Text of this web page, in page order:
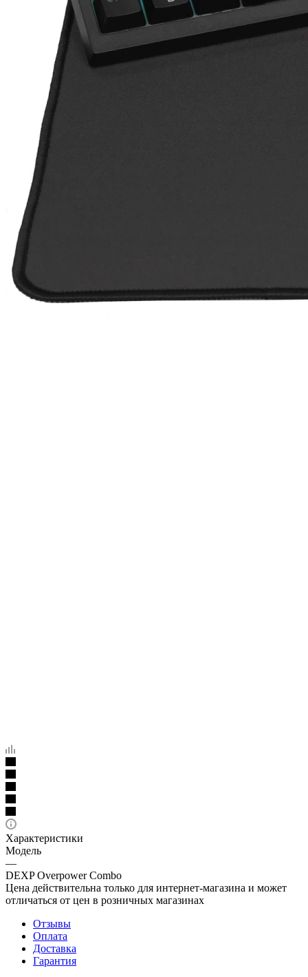
Характеристики
Модель
—
DEXP Overpower Combo
Цена действительна только для интернет-магазина и может
отличаться от цен в розничных магазинах
Отзывы
Оплата
Доставка
Гарантия